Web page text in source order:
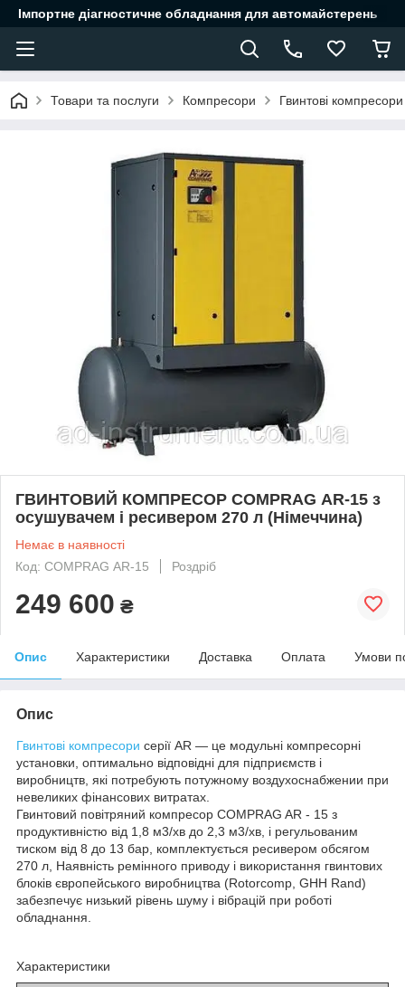
Імпортне діагностичне обладнання для автомайстерень
Товари та послуги Компресори Гвинтові компресори
ГВИНТОВИЙ КОМПРЕСОР COMPRAG АR-15 з
осушувачем і ресивером 270 л (Німеччина)
Немає в наявності
Код: COMPRAG АR-15
Роздріб
249 600 ₴
Опис Характеристики Доставка Оплата Умови
Опис
Гвинтові компресори серії AR — це модульні компресорні
установки, оптимально відповідні для підприємств і
виробництв, які потребують потужному воздухоснабжении при
невеликих фінансових витратах.
Гвинтовий повітряний компресор COMPRAG AR - 15 з
продуктивністю від 1,8 м3/хв до 2,3 м3/хв, і регульованим
тиском від 8 до 13 бар, комплектується ресивером обсягом
270 л, Наявність ремінного приводу і використання гвинтових
блоків європейського виробництва (Rotorcomp, GHH Rand)
забезпечує низький рівень шуму і вібрацій при роботі
обладнання.
Характеристики